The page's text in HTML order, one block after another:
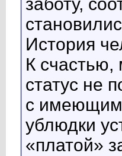
заботу,
История
К счастью,
статус не
с
ублюдки
«платой»